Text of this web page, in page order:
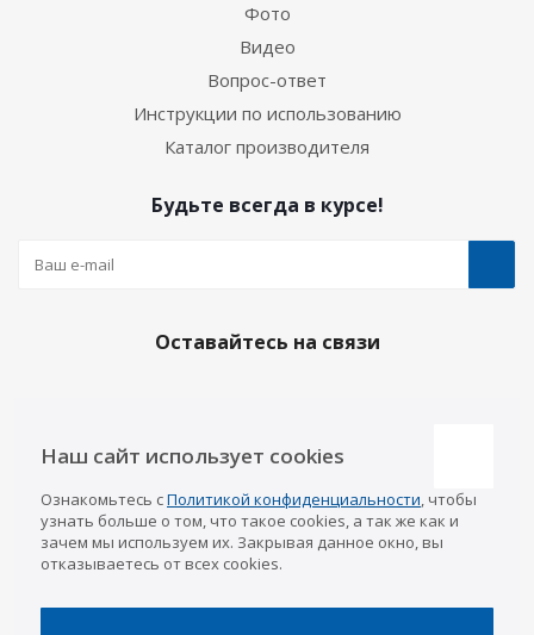
Фото
Видео
Вопрос-ответ
Инструкции по использованию
Каталог производителя
Будьте всегда в курсе!
Оставайтесь на связи
Наши контакты
Казань
8 (843) 207-03-08
Уфа
8 (347) 258-84-87
8 (8552) 92-33-79
info@a-pricep.ru
Наш сайт использует cookies
Ознакомьтесь сПолитикой конфиденциальности, чтобы
узнать больше о том, что такое cookies, а так же как и
зачем мы используем их. Закрывая данное окно, вы
отказываетесь от всех cookies.